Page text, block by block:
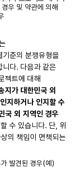
우 및 약관에 의해
기준의 분쟁유형을
다. 다음과 같은
젝트에 대해
지가 대한민국 외
지하거나 인지할 수
국 외 지역인 경우
수 있습니다. 단, 위
의 책임이 면책되는
발견된 경우(예)